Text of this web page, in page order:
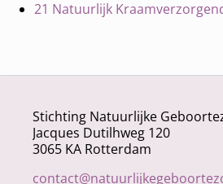
21 Natuurlijk
Stichting Natuurlijke
Jacques Dutilhweg 120
3065 KA Rotterdam